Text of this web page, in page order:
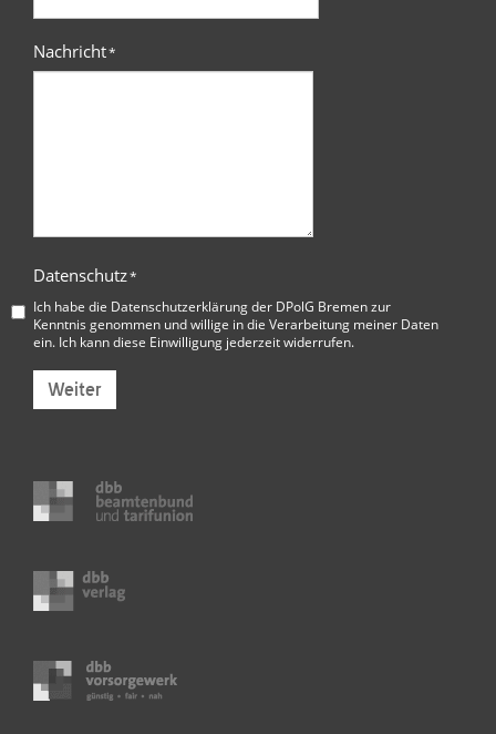
Nachricht*
Datenschutz*
Ich habe die Datenschutzerklärung der DPolG Bremenzur
Kenntnis genommen und willige in die Verarbeitung meiner Daten
ein. Ich kann diese Einwilligung jederzeit widerrufen.
Weiter